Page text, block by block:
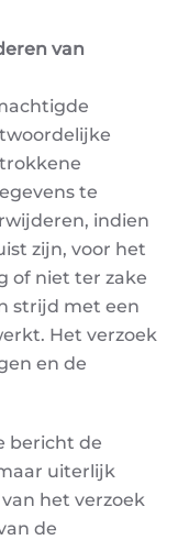
van
te
indien
zijn, voor het
of niet ter zake
strijd met een
Het verzoek
en de
bericht de
uiterlijk
het verzoek
de